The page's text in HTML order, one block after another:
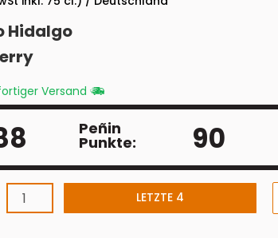
Hidalgo
Versand
Peñin
Punkte: 90
LETZTE 4